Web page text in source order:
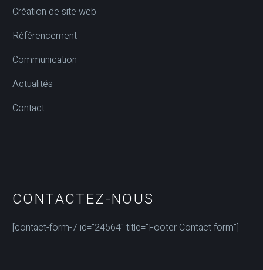
Création de site web
Référencement
Communication
Actualités
Contact
CONTACTEZ-NOUS
[contact-form-7 id="24564" title="Footer Contact form"]